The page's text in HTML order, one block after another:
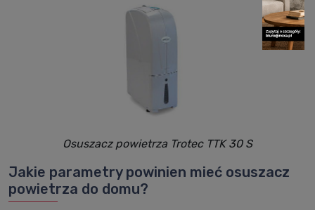
Osuszacz powietrza Trotec TTK 30 S
Jakie parametry powinien mieć osuszacz
powietrza do domu?